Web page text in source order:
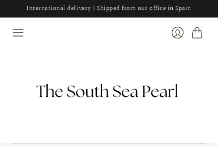
International delivery | Shipped from our office in Spain
Panier